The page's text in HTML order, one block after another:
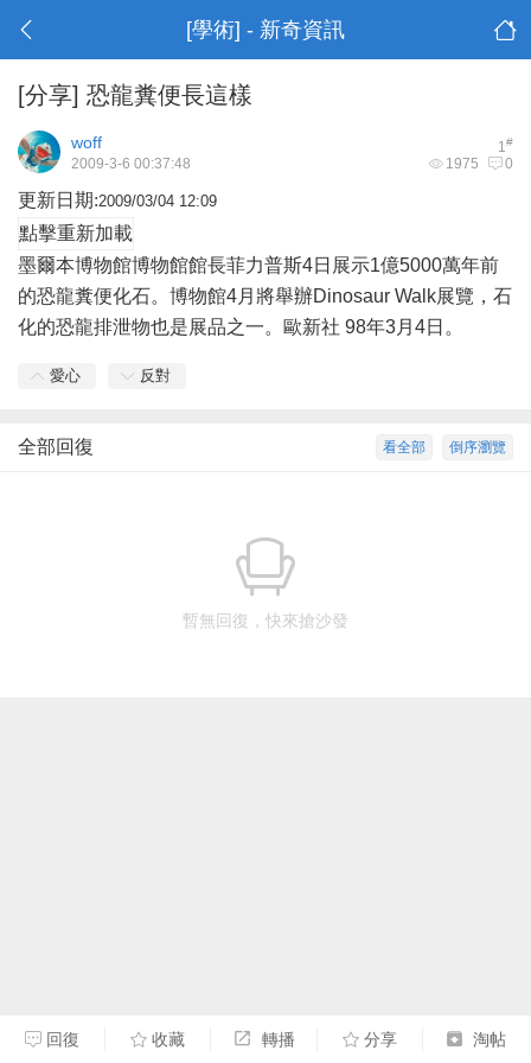
[學術] - 新奇資訊
[分享] 恐龍糞便長這樣
1#
woff
1975 0
2009-3-6 00:37:48
更新日期:2009/03/04 12:09
點擊重新加載
墨爾本博物館博物館館長菲力普斯4日展示1億5000萬年前
的恐龍糞便化石。博物館4月將舉辦Dinosaur Walk展覽，石
化的恐龍排泄物也是展品之一。歐新社 98年3月4日。
愛心 反對
倒序瀏覽
看全部
全部回復
暫無回復，快來搶沙發
回復 收藏 轉播 分享 淘帖